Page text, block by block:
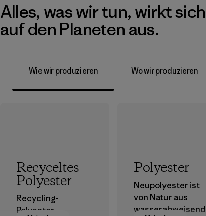
Alles, was wir tun, wirkt sich
auf den Planeten aus.
Wie wir produzieren Wo wir produzieren
Recyceltes
Polyester
Recycling-
Polyester
Polyester
Neupolyester ist
von Natur aus
wasserabweisend